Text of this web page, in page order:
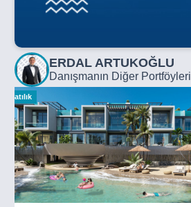
ERDAL ARTUKOĞLU
Danışmanın Diğer Portföyleri
Satılık